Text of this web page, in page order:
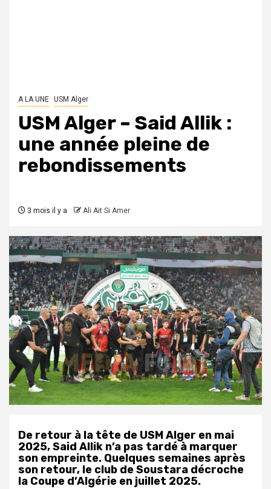
A LA UNE USM Alger
USM Alger – Said Allik :
une année pleine de
rebondissements
3 mois il y a Ali Ait Si Amer
De retour à la tête de USM Alger en mai
2025, Said Allik n’a pas tardé à marquer
son empreinte. Quelques semaines après
son retour, le club de Soustara décroche
la Coupe d’Algérie en juillet 2025.